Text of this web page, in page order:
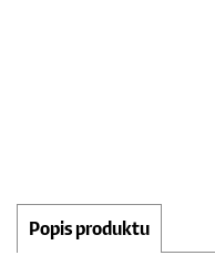
Popis produktu